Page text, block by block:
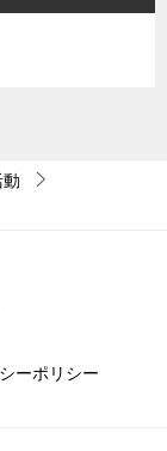
ーポリシー